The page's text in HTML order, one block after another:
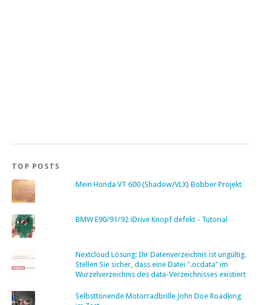
TOP POSTS
Mein Honda VT 600 (Shadow/VLX) Bobber Projekt
BMW E90/91/92 iDrive Knopf defekt - Tutorial
Nextcloud Lösung: Ihr Datenverzeichnis ist ungültig.
Stellen Sie sicher, dass eine Datei ".ocdata" im
Wurzelverzeichnis des data-Verzeichnisses existiert
Selbsttönende Motorradbrille John Doe Roadking